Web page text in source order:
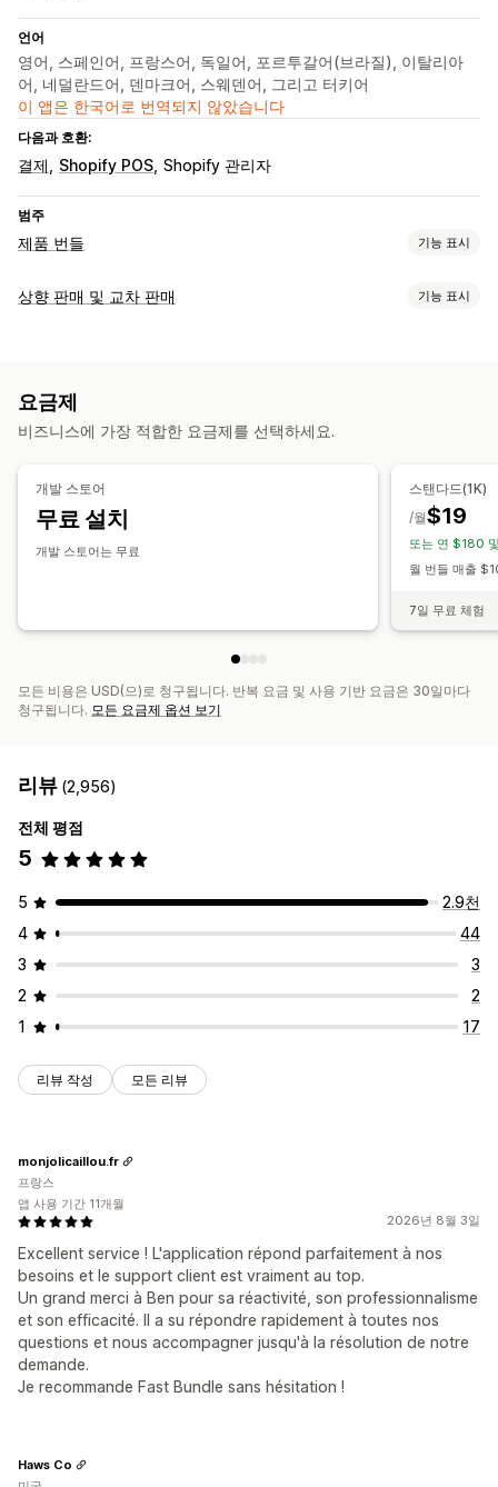
언어
영어, 스페인어, 프랑스어, 독일어, 포르투갈어(브라질), 이탈리아
어, 네덜란드어, 덴마크어, 스웨덴어, 그리고 터키어
이 앱은 한국어로 번역되지 않았습니다
다음과 호환:
결제 Shopify POS Shopify 관리자
범주
제품 번들 기능 표시
번들 유형
사용자 지정 번들
고정 가격 계층별 가격
균일 할인
백분율 할인 무료 배송
동적 가격
상향 판매 및 교차 판매 기능 표시
카트 서랍
여러 언어
사용자 지정 규칙
무료 기프트
무료 배송
함께 자주 구매하는 제품
계층별 할인
AI 권장 사항
구독 업그레이드
A/B 테스트 추천 실적 최적화 제안
요금제
비즈니스에 가장 적합한 요금제를 선택하세요.
개발 스토어
무료 설치
개발 스토어는 무료
스탠다드(1K)
$19
/월
또는 연 $180
월 번들 매출
7일 무료 체험
모든 비용은 USD(으)로 청구됩니다. 반복 요금 및 사용 기반 요금은 30일마다
청구됩니다. 모든 요금제 옵션 보기
리뷰 (2,956)
전체 평점
5
5
2.9천
4
44
3
3
2
2
1
17
리뷰 작성 모든 리뷰
2026년 8월 3일
Excellent service ! L'application répond parfaitement à nos
besoins et le support client est vraiment au top.
Un grand merci à Ben pour sa réactivité, son professionnalisme
et son efficacité. Il a su répondre rapidement à toutes nos
questions et nous accompagner jusqu'à la résolution de notre
demande.
Je recommande Fast Bundle sans hésitation !
monjolicaillou.fr
프랑스
앱 사용 기간 11개월
Haws Co